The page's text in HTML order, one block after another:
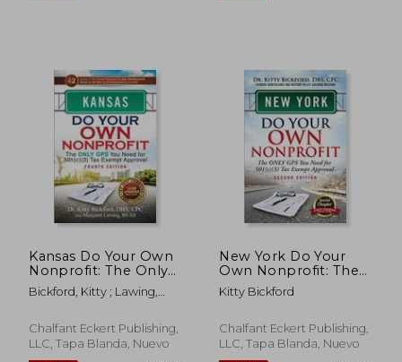
Kansas Do Your Own
Nonprofit: The Only
GPS You Need for
501c3 Tax Exempt
Bickford, Kitty ; Lawing,
Chalfant Eckert Publishing,
LLC, Tapa Blanda, Nuevo
New York Do Your
Own Nonprofit: The
Only GPS You Need
For 501c3 Tax
Kitty Bickford
Chalfant Eckert Publishing,
LLC, Tapa Blanda, Nuevo